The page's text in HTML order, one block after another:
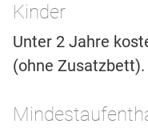
Kinder
Unter 2 Jahre
(ohne Zusatzbett).